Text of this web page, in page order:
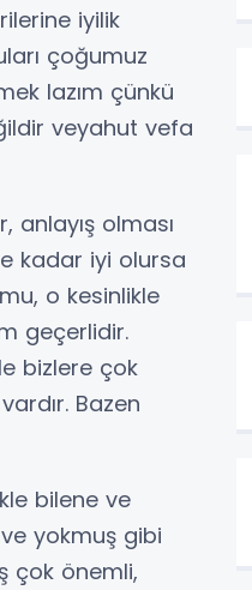
iyilik
çoğumuz
lazım çünkü
veyahut vefa
olması
kadar iyi olursa
o kesinlikle
geçerlidir.
bizlere çok
Bazen
bilene ve
yokmuş gibi
çok önemli,